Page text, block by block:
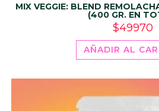
MIX VEGGIE: BLEND
(400 GR. EN
$49970
AÑADIR AL